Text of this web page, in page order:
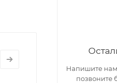
Напишите нам
позвоните